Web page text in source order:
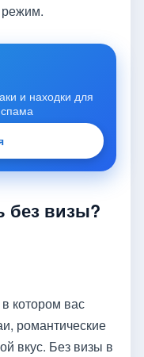
режим.
и находки для
без визы?
котором вас
романтические
вкус. Без визы в